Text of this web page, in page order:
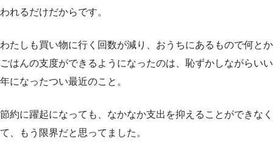
われるだけだからです。
わたしも買い物に行く回数が減り、おうちにあるもので何とか
ごはんの支度ができるようになったのは、恥ずかしながらいい
年になったつい最近のこと。
節約に躍起になっても、なかなか支出を抑えることができなく
て、もう限界だと思ってました。